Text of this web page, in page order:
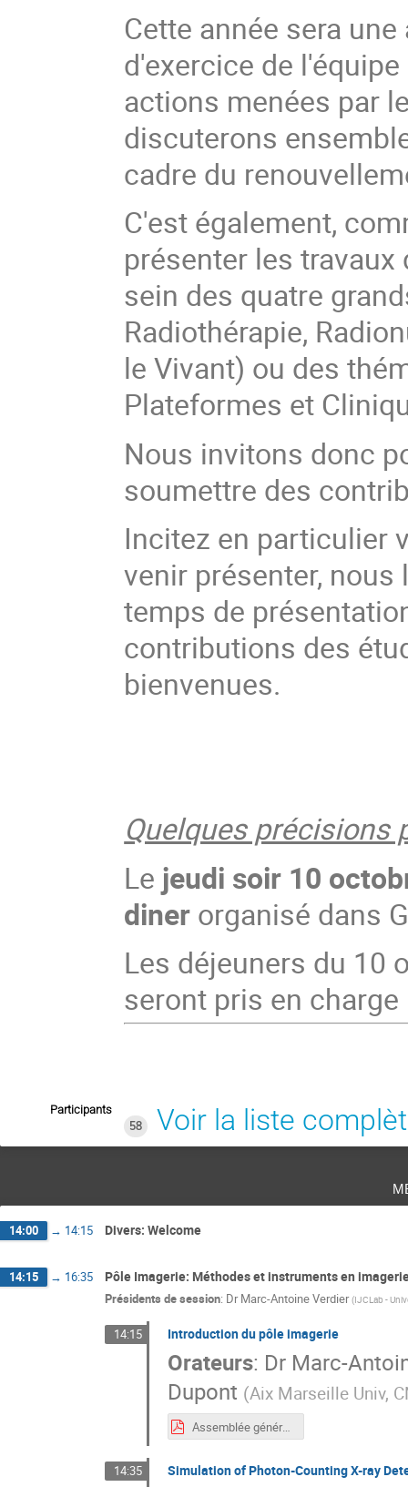
Cette année sera
d'exercice de
actions menées par
discuterons
cadre du
C'est également,
présenter les
sein des quatre
Radiothérapie,
le Vivant) ou des
Plateformes et
Nous invitons donc
soumettre des
Incitez en particulier
venir présenter,
temps de
contributions des
bienvenues.
Quelques précisions
Le jeudi soir 10
diner organisé dans
Les déjeuners du 10
seront pris en
Participants
58
Voir la liste
14:00 → 14:15 Divers: Welcome
14:15 → 16:35 Pôle Imagerie: Méthodes et instruments en
Présidents de session: Dr Marc-Antoine Verdier (IJCLab -
14:15 Introduction du pôle imagerie
Orateurs: Dr Marc-
Dupont (Aix Marseille Univ,
Assemblée générale GDR 2024 Pôle imagerie (4).pdf
14:35 Simulation of Photon-Counting X-ray